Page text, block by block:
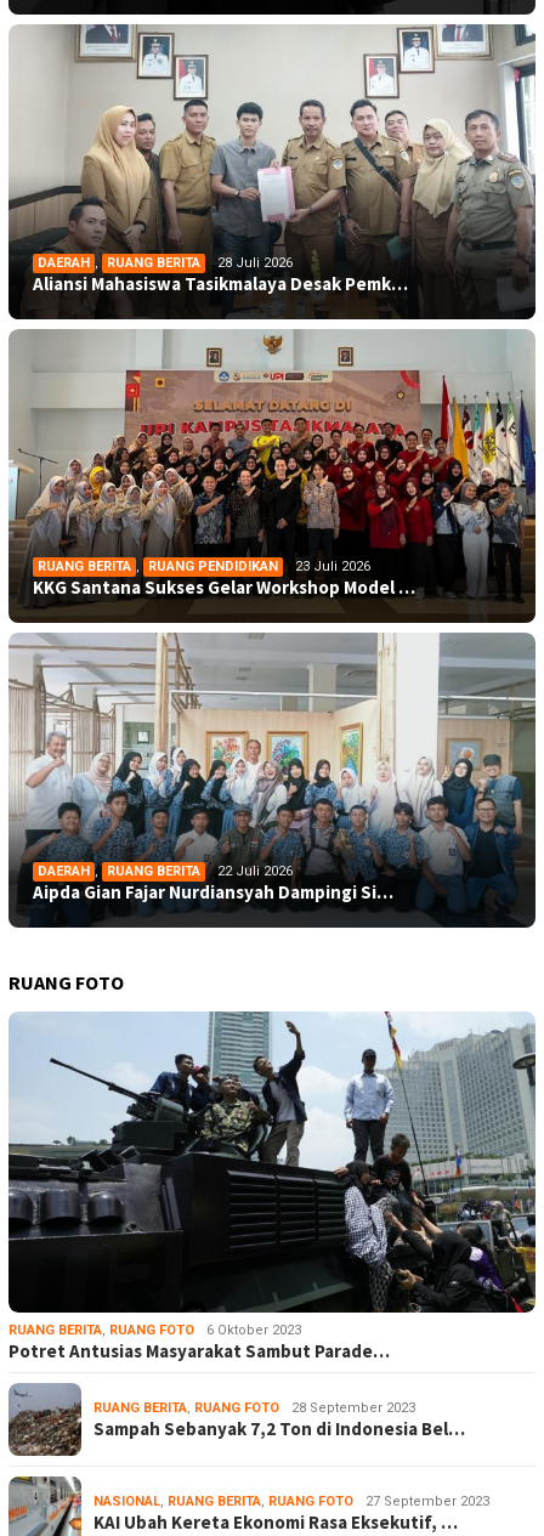
DAERAH , RUANG BERITA 28 Juli 2026
Aliansi Mahasiswa Tasikmalaya Desak Pemk…
RUANG BERITA , RUANG PENDIDIKAN 23 Juli 2026
KKG Santana Sukses Gelar Workshop Model …
DAERAH , RUANG BERITA 22 Juli 2026
Aipda Gian Fajar Nurdiansyah Dampingi Si…
RUANG FOTO
RUANG BERITA, RUANG FOTO 6 Oktober 2023
Potret Antusias Masyarakat Sambut Parade…
RUANG BERITA, RUANG FOTO 28 September 2023
Sampah Sebanyak 7,2 Ton di Indonesia Bel…
NASIONAL, RUANG BERITA, RUANG FOTO 27 September 2023
KAI Ubah Kereta Ekonomi Rasa Eksekutif, …